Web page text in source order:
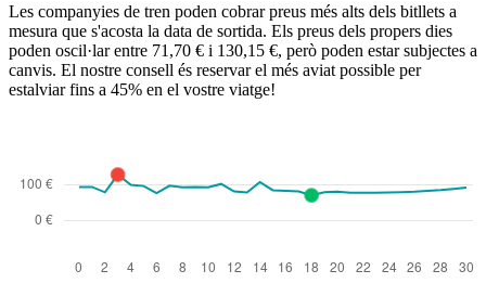
Les companyies de tren poden cobrar preus més alts dels bitllets a
mesura que s'acosta la data de sortida. Els preus dels propers dies
poden oscil·lar entre 71,70 € i 130,15 €, però poden estar subjectes a
canvis. El nostre consell és reservar el més aviat possible per
estalviar fins a 45% en el vostre viatge!